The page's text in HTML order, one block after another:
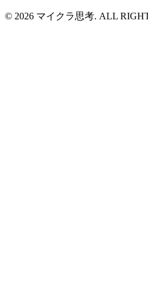
© 2026 マイクラ思考. ALL